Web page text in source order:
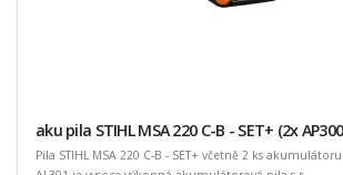
aku pila STIHL MSA 220 C-B - SET+ (2x
Pila STIHL MSA 220 C-B - SET+ včetně 2 ks